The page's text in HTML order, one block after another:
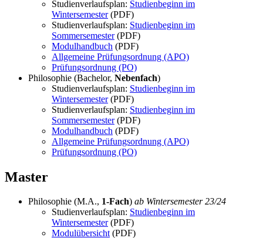
Studienverlaufsplan: Studienbeginn im
Wintersemester(PDF)
Studienverlaufsplan: Studienbeginn im
Sommersemester(PDF)
Modulhandbuch (PDF)
Allgemeine Prüfungsordnung (APO)
Prüfungsordnung (PO)
Philosophie (Bachelor, Nebenfach)
Studienverlaufsplan: Studienbeginn im
Wintersemester(PDF)
Studienverlaufsplan: Studienbeginn im
Sommersemester(PDF)
Modulhandbuch (PDF)
Allgemeine Prüfungsordnung (APO)
Prüfungsordnung (PO)
Master
Philosophie (M.A., 1-Fach) ab Wintersemester 23/24
Studienverlaufsplan: Studienbeginn im
Wintersemester(PDF)
Modulübersicht(PDF)